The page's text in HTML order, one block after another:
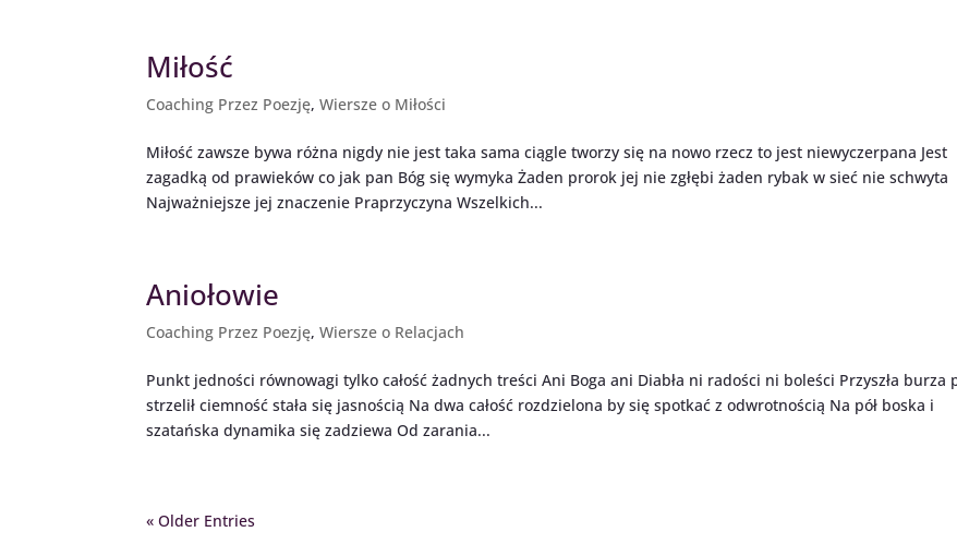
Miłość
Coaching Przez Poezję,Wiersze o Miłości
Miłość zawsze bywa różna nigdy nie jest taka sama ciągle tworzy się na nowo rzecz to jest niewyczerpana Jest
zagadką od prawieków co jak pan Bóg się wymyka Żaden prorok jej nie zgłębi żaden rybak w sieć nie schwyta
Najważniejsze jej znaczenie Praprzyczyna Wszelkich...
Aniołowie
Coaching Przez Poezję,Wiersze o Relacjach
Punkt jedności równowagi tylko całość żadnych treści Ani Boga ani Diabła ni radości ni boleści Przyszła burza
strzelił ciemność stała się jasnością Na dwa całość rozdzielona by się spotkać z odwrotnością Na pół boska i
szatańska dynamika się zadziewa Od zarania...
« Older Entries